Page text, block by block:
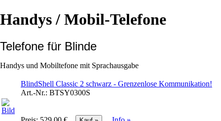
Handys / Mobil-Telefone
Telefone für Blinde
Handys und Mobiltefone mit Sprachausgabe
BlindShell Classic 2 schwarz - Grenzenlose Kommunikation!
Art.-Nr.: BTSY0300S